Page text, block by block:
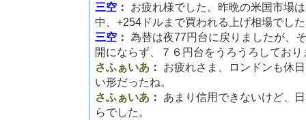
三空 ：
お疲れ様でした。昨晩の米国市場
中、+254ドルまで買われる上げ相場でし
三空 ： 為替は夜77円台に戻りましたが、
開にならず、７６円台をうろうろしており
さふぁいあ ：
お疲れさま、ロンドンも休
い形だったね。
さふぁいあ ：
あまり信用できないけど、
らでした。